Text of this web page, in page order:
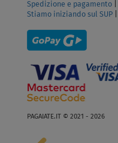
Spedizione e pagamento
Stiamo iniziando sul SUP
PAGAIATE.IT © 2021 - 2026